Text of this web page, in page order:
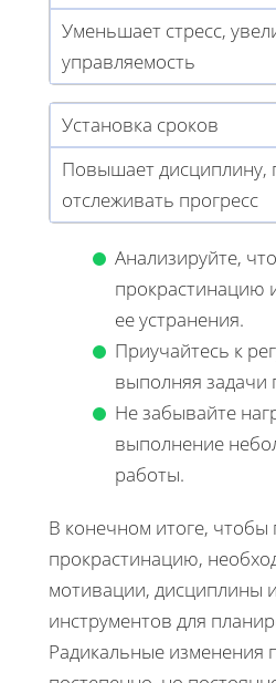
Уменьшает стресс,
управляемость
Установка сроков
Повышает дисциплину,
отслеживать прогресс
Анализируйте,
прокрастинацию
ее устранения.
Приучайтесь к
выполняя задачи
Не забывайте
выполнение
работы.
В конечном итоге, чтобы
прокрастинацию,
мотивации, дисциплины
инструментов для
Радикальные изменения